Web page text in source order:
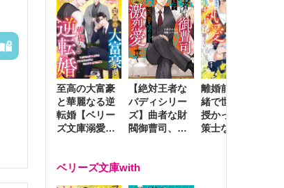
至高の大富豪
と華麗なる逆
転婚【ベリー
ズ文庫溺愛ア
【絶対王者な
バディシリー
ズ】曲者な財
閥御曹司、笑
激烈愛で貫く
離婚前夜に内
緒で世継ぎを
授かったら～
策士な御曹司
ベリーズ文庫with